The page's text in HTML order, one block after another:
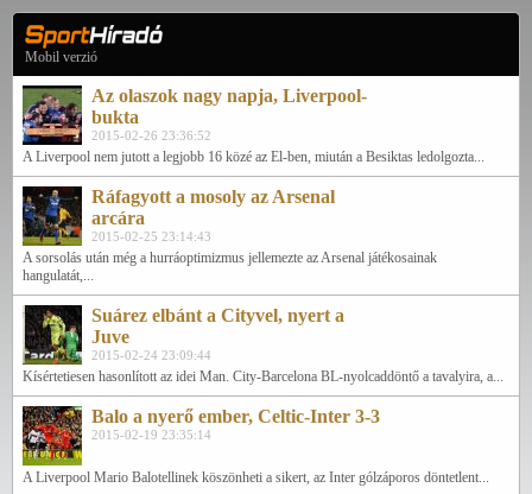
Mobil verzió
Az olaszok nagy napja, Liverpool-
bukta
2015-02-26 23:36:52
A Liverpool nem jutott a legjobb 16 közé az El-ben, miután a Besiktas ledolgozta...
Ráfagyott a mosoly az Arsenal
arcára
2015-02-25 23:14:43
A sorsolás után még a hurráoptimizmus jellemezte az Arsenal játékosainak
hangulatát,...
Suárez elbánt a Cityvel, nyert a
Juve
2015-02-24 23:09:44
Kísértetiesen hasonlított az idei Man. City-Barcelona BL-nyolcaddöntő a tavalyira, a...
Balo a nyerő ember, Celtic-Inter 3-3
2015-02-19 23:35:14
A Liverpool Mario Balotellinek köszönheti a sikert, az Inter gólzáporos döntetlent...